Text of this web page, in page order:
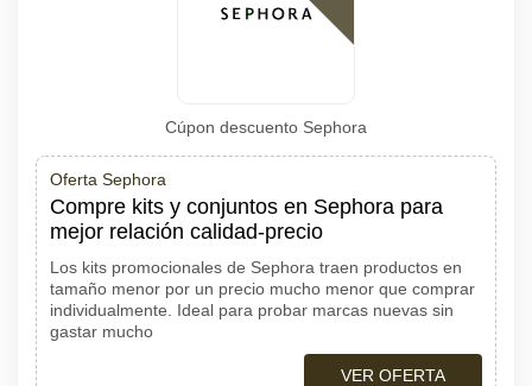
Cúpon descuento Sephora
Oferta Sephora
Compre kits y conjuntos en Sephora para
mejor relación calidad-precio
Los kits promocionales de Sephora traen productos en
tamaño menor por un precio mucho menor que comprar
individualmente. Ideal para probar marcas nuevas sin
gastar mucho
VER OFERTA